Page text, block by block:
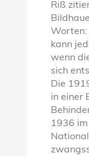
Riß
Worten:
kann
wenn
sich
Die
in einer
1936